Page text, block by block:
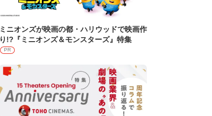
ミニオンズが映画の都・ハリウッドで映画作
り!?『ミニオンズ＆モンスターズ』特集
PR